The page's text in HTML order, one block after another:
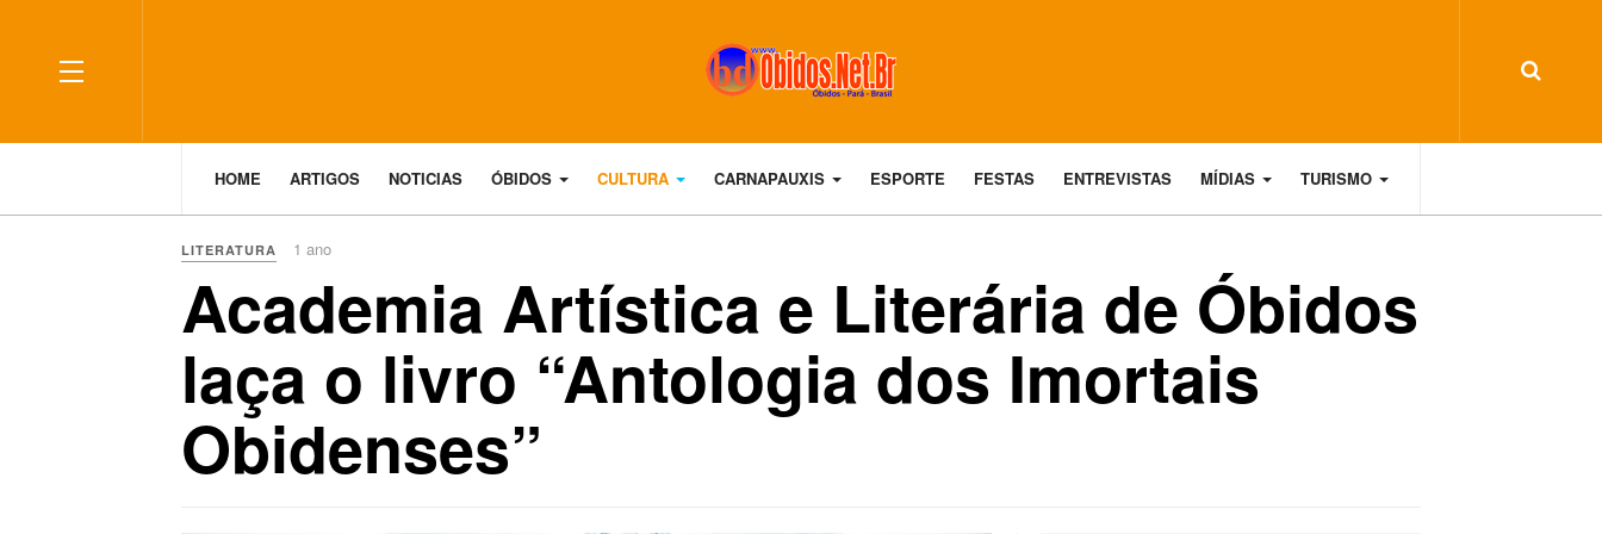
HOME ARTIGOS NOTICIAS ÓBIDOS CULTURA CARNAPAUXIS ESPORTE FESTAS ENTREVISTAS MÍDIAS TURISMO
LITERATURA 1 ano
Academia Artística e Literária de Óbidos
laça o livro “Antologia dos Imortais
Obidenses”